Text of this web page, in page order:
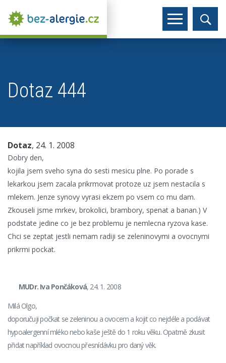
Dotaz 444
Dotaz, 24. 1. 2008
Dobry den,
kojila jsem sveho syna do sesti mesicu plne. Po porade s
lekarkou jsem zacala prikrmovat protoze uz jsem nestacila s
mlekem. Jenze synovy vyrasi ekzem po vsem co mu dam.
Zkouseli jsme mrkev, brokolici, brambory, spenat a banan.) V
podstate jedine co je bez problemu je nemlecna ryzova kase.
Chci se zeptat jestli nemam radiji se zeleninovymi a ovocnymi
prikrmi pockat.
MUDr. Iva Pončáková, 24. 1. 2008
Milá Olgo,
doporučuji počkat se zeleninou a ovocem a kojit co nejdéle a podávat
hypoalergenní mléko nebo kaše ještě do 1 roku věku. Opatrně zkusit
přidat například ovocnou přesnídávku pro daný věk.